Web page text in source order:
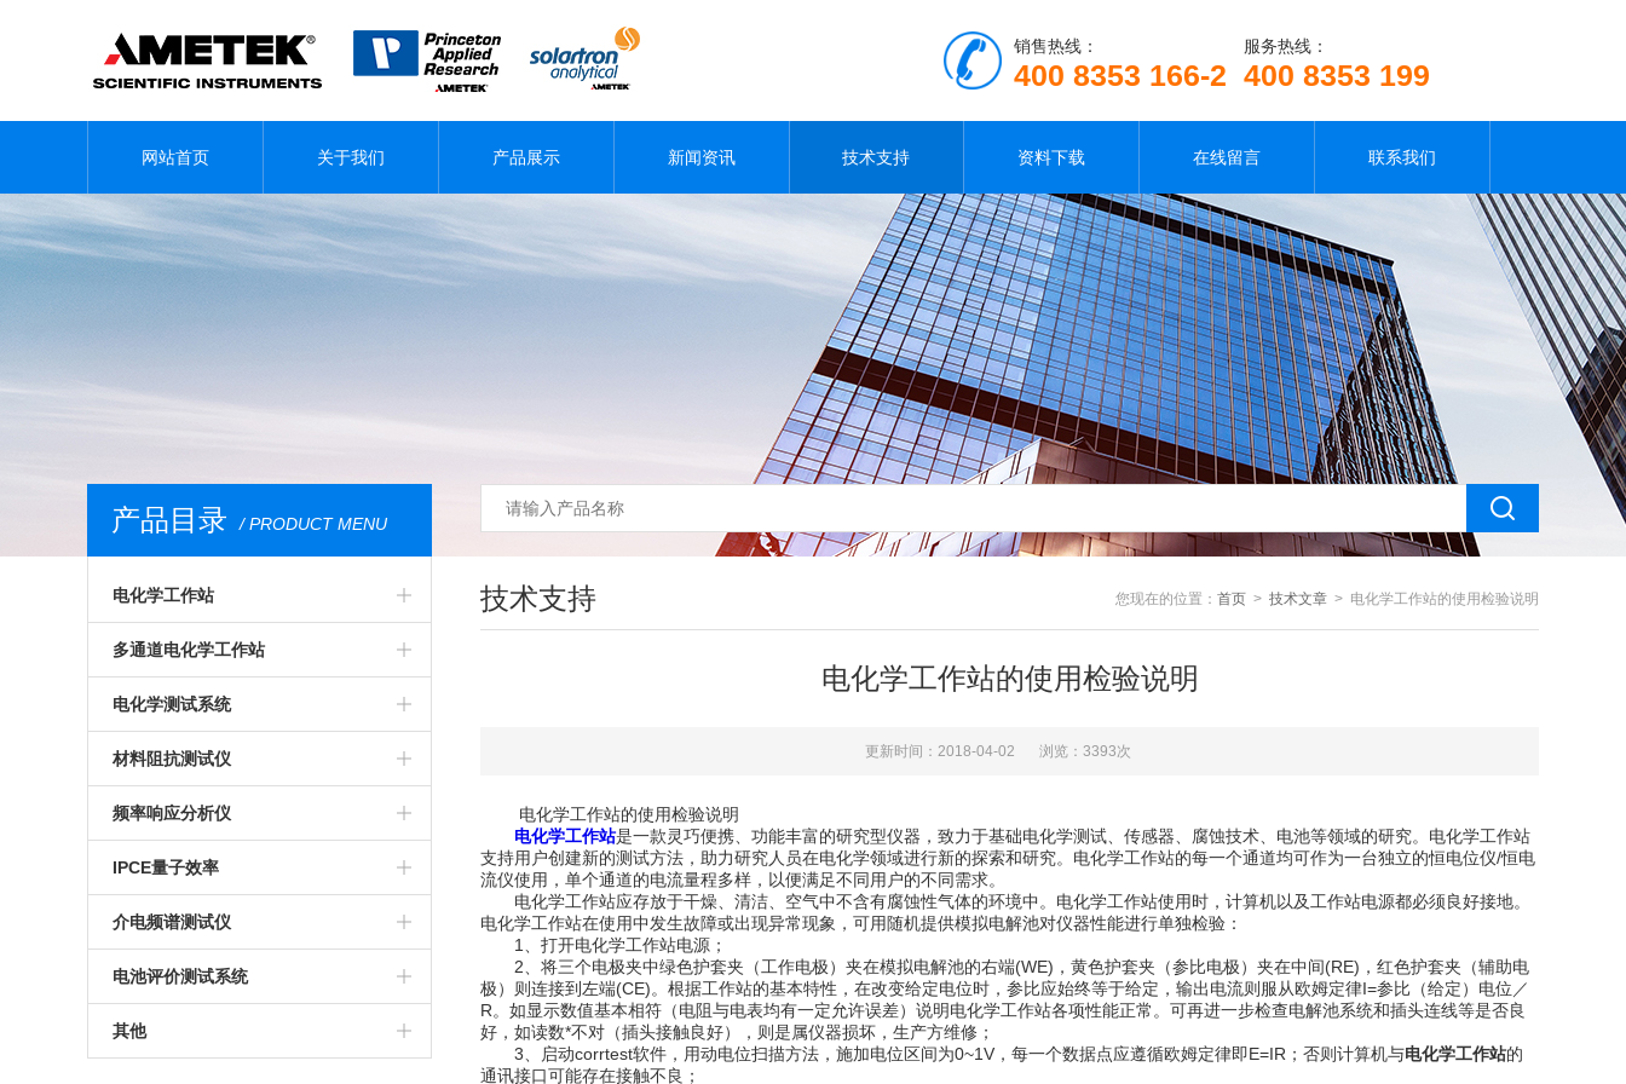
服务热线：
400 8353 199
销售热线：
400 8353 166-2
网站首页 关于我们 产品展示 新闻资讯 技术支持 资料下载 在线留言 联系我们
产品目录 / PRODUCT MENU
电化学工作站
多通道电化学工作站
高精度电化学工作站
多功能电化学工作站
进口电化学工作站
美国普林斯顿电化学工作站
英国输力强电化学工作站
多通道电化学工作站
美国普林斯顿多通道电化学工作站
英国输力强多通道电化学工作站
电化学测试系统
多通道电化学测试系统
光电化学测试系统
多功能电化学测试系统
微区电化学测试系统
微区扫描电化学工作站
材料阻抗测试仪
高精度交流阻抗测试系统
生物阻抗特性测试系统
电化学交流阻抗测试系统
频率响应分析仪
IPCE量子效率
介电频谱测试仪
电池评价测试系统
其他
技术支持 您现在的位置： 首页 > 技术文章 > 电化学工作站的使用检验说明
电化学工作站的使用检验说明
更新时间：2018-04-02 浏览：3393次
电化学工作站的使用检验说明
电化学工作站是一款灵巧便携、功能丰富的研究型仪器，致力于基础电化学测试、传感器、腐蚀技术、电池等领域的研究。电化学工作站
支持用户创建新的测试方法，助力研究人员在电化学领域进行新的探索和研究。电化学工作站的每一个通道均可作为一台独立的恒电位仪/恒电
流仪使用，单个通道的电流量程多样，以便满足不同用户的不同需求。
电化学工作站应存放于干燥、清洁、空气中不含有腐蚀性气体的环境中。电化学工作站使用时，计算机以及工作站电源都必须良好接地。
电化学工作站在使用中发生故障或出现异常现象，可用随机提供模拟电解池对仪器性能进行单独检验：
1、打开电化学工作站电源；
2、将三个电极夹中绿色护套夹（工作电极）夹在模拟电解池的右端(WE)，黄色护套夹（参比电极）夹在中间(RE)，红色护套夹（辅助电
极）则连接到左端(CE)。根据工作站的基本特性，在改变给定电位时，参比应始终等于给定，输出电流则服从欧姆定律I=参比（给定）电位／
R。如显示数值基本相符（电阻与电表均有一定允许误差）说明电化学工作站各项性能正常。可再进一步检查电解池系统和插头连线等是否良
好，如读数*不对（插头接触良好），则是属仪器损坏，生产方维修；
3、启动corrtest软件，用动电位扫描方法，施加电位区间为0~1V，每一个数据点应遵循欧姆定律即E=IR；否则计算机与电化学工作站的
通讯接口可能存在接触不良；